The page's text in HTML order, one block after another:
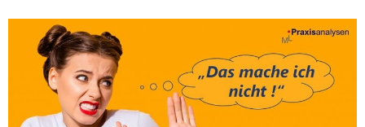
Zahnarzt-
MVZ
Z-MVZ
Konzept